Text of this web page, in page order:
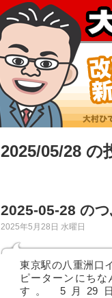
2025/05/28 の
2025-05-28 の
2025年5月28日 水曜日
東京駅の八重洲口
ピーターンにち
す。 5月29